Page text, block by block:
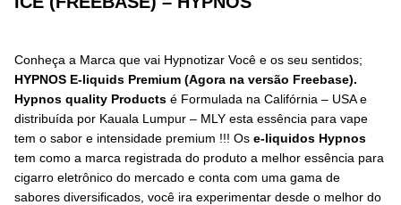
Conheça a Marca que vai Hypnotizar Você e os seu sentidos;
HYPNOS E-liquids Premium (Agora na versão Freebase).
Hypnos quality Products é Formulada na Califórnia – USA e
distribuída por Kauala Lumpur – MLY esta essência para vape
tem o sabor e intensidade premium !!! Os e-liquidos Hypnos
tem como a marca registrada do produto a melhor essência para
cigarro eletrônico do mercado e conta com uma gama de
sabores diversificados, você ira experimentar desde o melhor do